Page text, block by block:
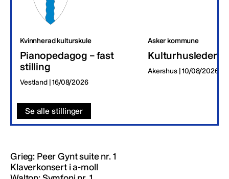
Kvinnherad kulturskule
Pianopedagog – fast
stilling
Vestland | 16/08/2026
Asker kommune
Kulturhusleder
Akershus | 10/08/2026
Se alle stillinger
Grieg: Peer Gynt suite nr. 1
Klaverkonsert i a-moll